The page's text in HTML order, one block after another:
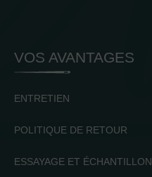
VOS AVANTAGES
ENTRETIEN
POLITIQUE DE RETOUR
ESSAYAGE ET ÉCHANTILLON